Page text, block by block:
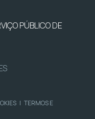
PÚBLICO DE
| TERMOS E